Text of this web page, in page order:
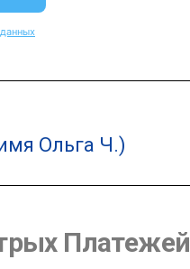
Ольга Ч.)
Платежей